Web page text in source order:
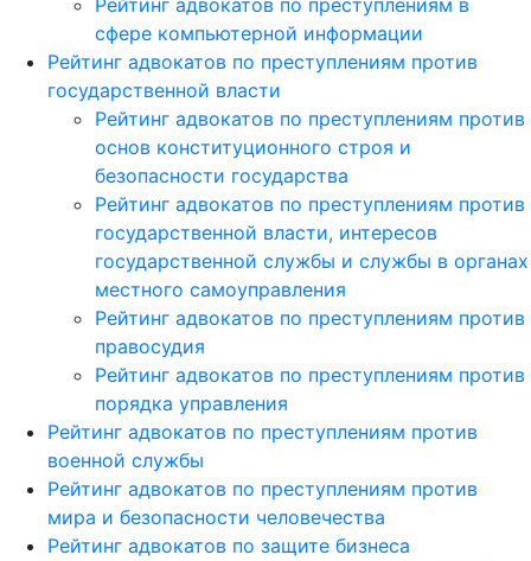
Рейтинг адвокатов по преступлениям в
сфере компьютерной информации
Рейтинг адвокатов по преступлениям против
государственной власти
Рейтинг адвокатов по преступлениям против
основ конституционного строя и
безопасности государства
Рейтинг адвокатов по преступлениям против
государственной власти, интересов
государственной службы и службы в органах
местного самоуправления
Рейтинг адвокатов по преступлениям против
правосудия
Рейтинг адвокатов по преступлениям против
порядка управления
Рейтинг адвокатов по преступлениям против
военной службы
Рейтинг адвокатов по преступлениям против
мира и безопасности человечества
Рейтинг адвокатов по защите бизнеса